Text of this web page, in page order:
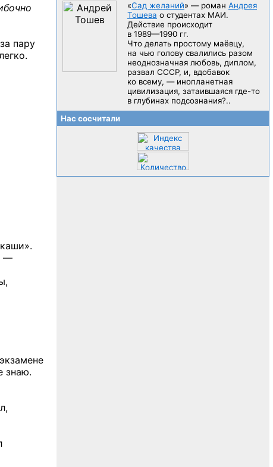
пару
—
знаю.
«Сад желаний» — роман Андрея
Тошева о студентах МАИ.
Действие происходит
в 1989—1990 гг.
Что делать простому маёвцу,
на чью голову свалились разом
неоднозначная любовь, диплом,
развал CCCP, и, вдобавок
ко всему, — инопланетная
цивилизация, затаившаяся где-то
в глубинах подсознания?..
Нас сосчитали